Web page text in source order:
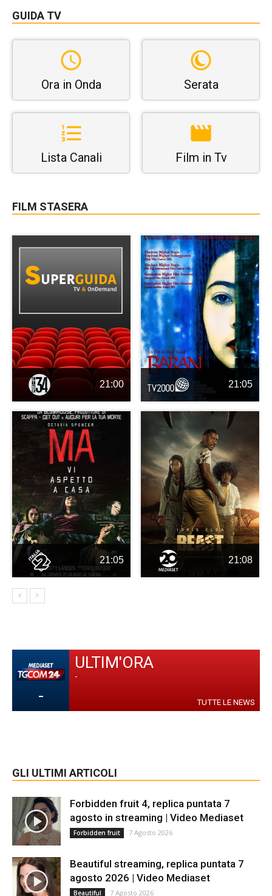
GUIDA TV
Ora in Onda Serata
Lista Canali Film in Tv
FILM STASERA
21:00 21:05
21:05 21:08
-
ULTIM'ORA
-
TUTTE LE NEWS
GLI ULTIMI ARTICOLI
Forbidden fruit 4, replica puntata 7
agosto in streaming | Video Mediaset
Forbidden fruit 7 Agosto 2026
Beautiful streaming, replica puntata 7
agosto 2026 | Video Mediaset
Beautiful 7 Agosto 2026